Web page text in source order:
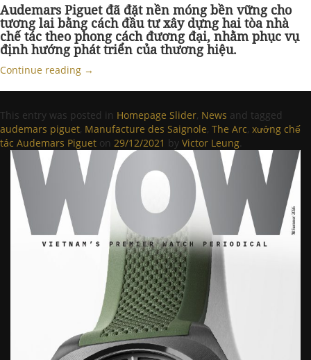
Audemars Piguet đã đặt nền móng bền vững cho
tương lai bằng cách đầu tư xây dựng hai tòa nhà
chế tác theo phong cách đương đại, nhằm phục vụ
định hướng phát triển của thương hiệu.
Continue reading →
This entry was posted in Homepage Slider, News and tagged
audemars piguet, Manufacture des Saignole, The Arc, xưởng chế
tác Audemars Piguet on 29/12/2021 by Victor Leung.